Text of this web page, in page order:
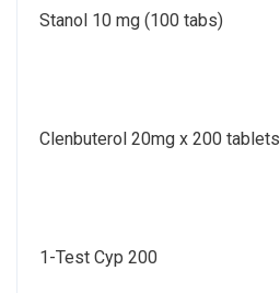
Stanol 10 mg (100 tabs)
Clenbuterol 20mg x 200 tablets
1-Test Cyp 200